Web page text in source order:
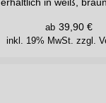
inkl. 19% MwSt. zzgl.
ab 39,90 €